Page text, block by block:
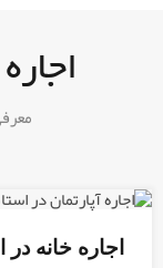
اجاره خانه در